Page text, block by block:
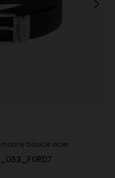
boucle acier